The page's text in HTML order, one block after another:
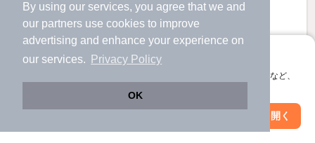
By using our services, you agree that we and
our partners use cookies to improve
advertising and enhance your experience on
our services.
Privacy Policy
OK
アプリに切り替えて、サクサクお部屋探し
会員登録なしですぐ使える。マップ検索やお気に入り保存など、
アプリを開く
セレスティア熱田の賃貸物件
すべての写真
六番町駅 歩6分 （名港線）
絞り込み条件を変更